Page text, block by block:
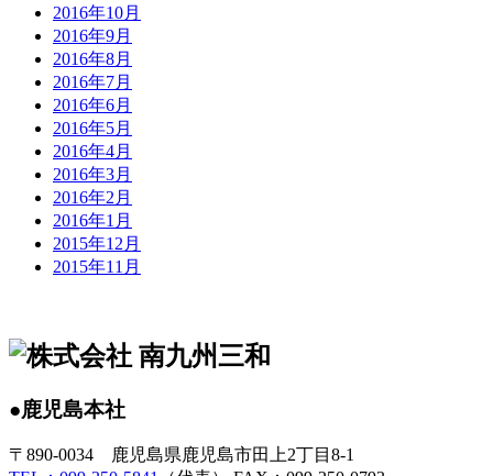
2016年10月
2016年9月
2016年8月
2016年7月
2016年6月
2016年5月
2016年4月
2016年3月
2016年2月
2016年1月
2015年12月
2015年11月
●鹿児島本社
〒890-0034 鹿児島県鹿児島市田上2丁目8-1